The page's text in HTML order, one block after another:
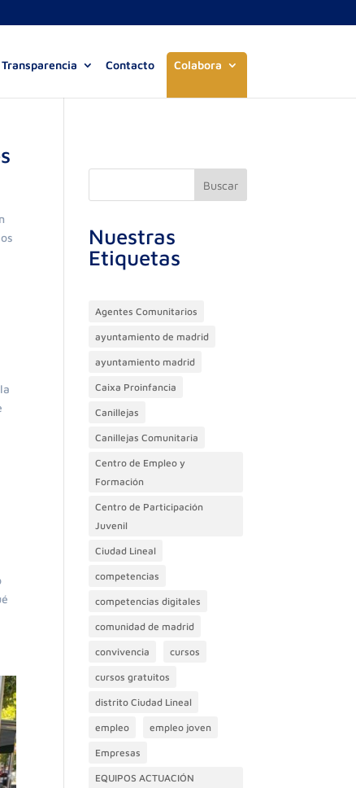
Transparencia Contacto Colabora
Buscar
Nuestras
Etiquetas
Agentes Comunitarios
ayuntamiento de madrid
ayuntamiento madrid
Caixa Proinfancia
Canillejas
Canillejas Comunitaria
Centro de Empleo y
Formación
Centro de Participación
Juvenil
Ciudad Lineal
competencias
competencias digitales
comunidad de madrid
convivencia cursos
cursos gratuitos
distrito Ciudad Lineal
empleo empleo joven
Empresas
EQUIPOS ACTUACIÓN